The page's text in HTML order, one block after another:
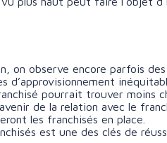
on observe encore parfois
pourrait trouver moins
de la relation avec le
les franchisés en place.
est une des clés de